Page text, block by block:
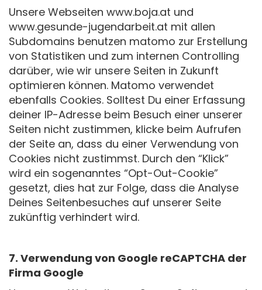
Unsere Webseiten www.boja.at und
www.gesunde-jugendarbeit.at mit allen
Subdomains benutzen matomo zur Erstellung
von Statistiken und zum internen Controlling
darüber, wie wir unsere Seiten in Zukunft
optimieren können. Matomo verwendet
ebenfalls Cookies. Solltest Du einer Erfassung
deiner IP-Adresse beim Besuch einer unserer
Seiten nicht zustimmen, klicke beim Aufrufen
der Seite an, dass du einer Verwendung von
Cookies nicht zustimmst. Durch den “Klick”
wird ein sogenanntes “Opt-Out-Cookie”
gesetzt, dies hat zur Folge, dass die Analyse
Deines Seitenbesuches auf unserer Seite
zukünftig verhindert wird.
7. Verwendung von Google reCAPTCHA der
Firma Google